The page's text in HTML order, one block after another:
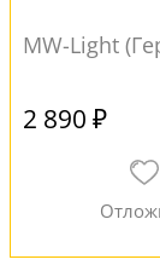
MW-Light
2 890 ₽